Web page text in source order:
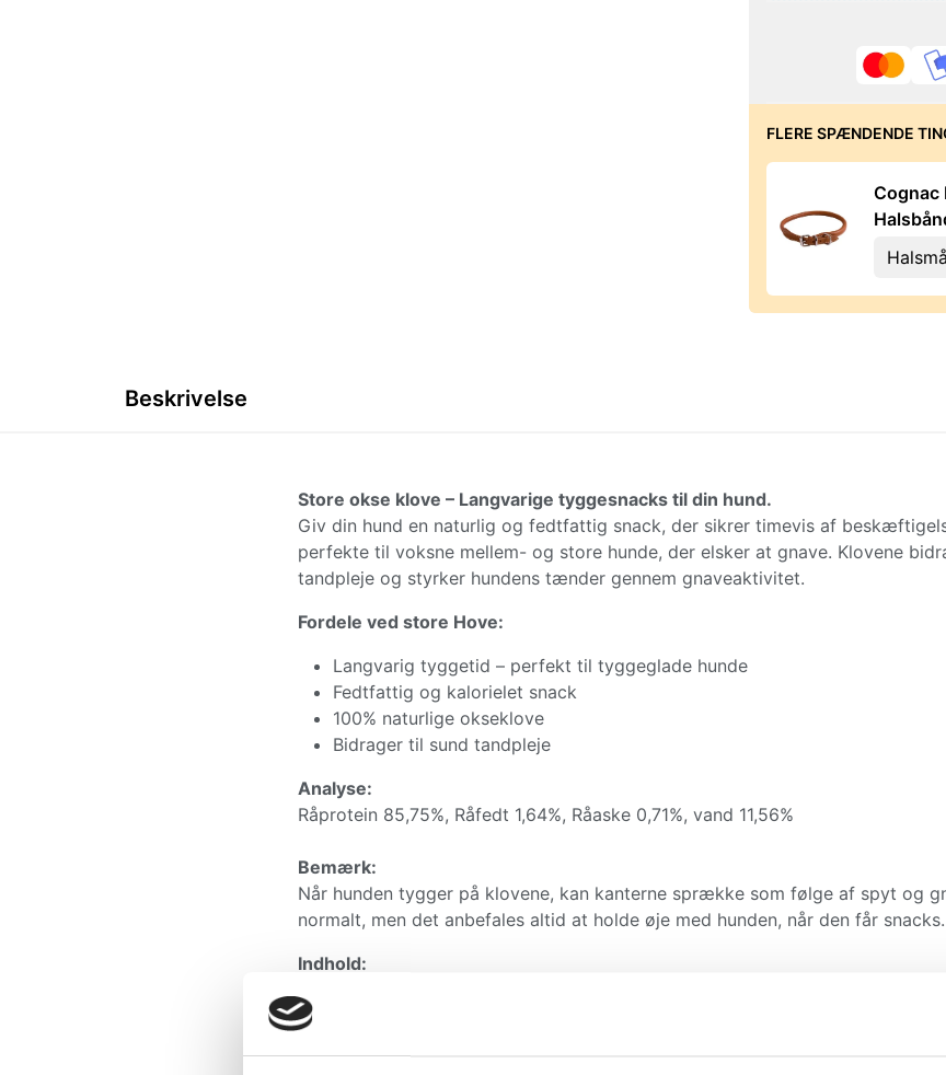
FLERE SPÆNDENDE
Cognac
Beskrivelse
Store okse klove – Langvarige tyggesnacks til din hund.
Giv din hund en naturlig og fedtfattig snack, der sikrer timevis af
perfekte til voksne mellem- og store hunde, der elsker at gnave. Klovene
tandpleje og styrker hundens tænder gennem gnaveaktivitet.
Fordele ved store Hove:
Langvarig tyggetid – perfekt til tyggeglade hunde
Fedtfattig og kalorielet snack
100% naturlige okseklove
Bidrager til sund tandpleje
Analyse:
Råprotein 85,75%, Råfedt 1,64%, Råaske 0,71%, vand 11,56%
Bemærk:
Når hunden tygger på klovene, kan kanterne sprække som følge af spyt og
normalt, men det anbefales altid at holde øje med hunden, når den får snacks.
Indhold:
Giv din hund en naturlig snack, der både underholder og styrker dens tænder.